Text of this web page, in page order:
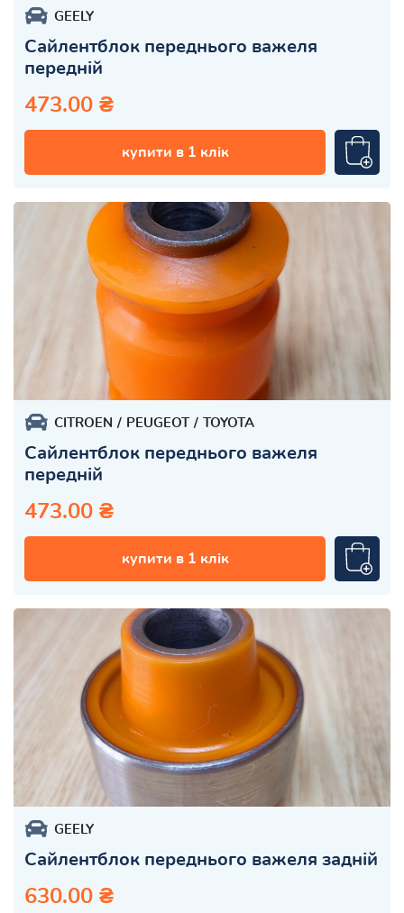
GEELY
Сайлентблок переднього важеля
передній
473.00 ₴
купити в 1 клік
CITROEN PEUGEOT TOYOTA
Сайлентблок переднього важеля
передній
473.00 ₴
купити в 1 клік
GEELY
Сайлентблок переднього важеля задній
630.00 ₴